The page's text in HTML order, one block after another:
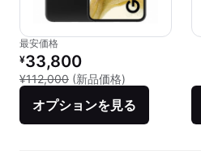
最安価格
リファービッシュ品の価格：
¥33,800
¥112,000 (新品価格)
オプションを見る